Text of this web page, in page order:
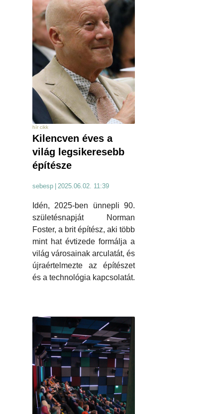
hír cikk
Kilencven éves a
világ legsikeresebb
építésze
sebesp 2025.06.02. 11:39
Idén, 2025-ben ünnepli 90.
születésnapját Norman
Foster, a brit építész, aki több
mint hat évtizede formálja a
világ városainak arculatát, és
újraértelmezte az építészet
és a technológia kapcsolatát.